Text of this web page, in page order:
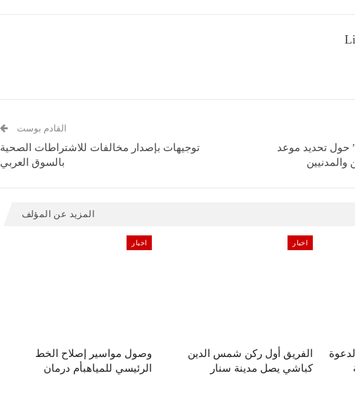
” حول تحديد موعد
والمدنيين
القادم بوست
توجيهات بإصدار مخالفات للاشتراطات الصحية
بالسوق العربي
المزيد عن المؤلف
اخبار
الفريق أول ركن شمس الدين
كباشي يصل مدينة سنار
اخبار
وصول مواسير إصلاح الخط
الرئيسي للمياهبأم درمان